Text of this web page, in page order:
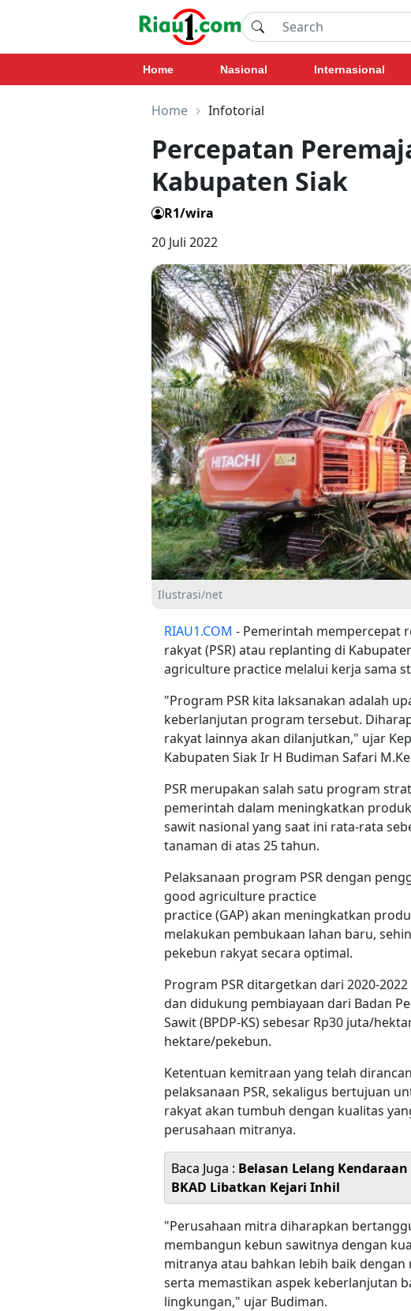
Home Nasional Internasional
Home Infotorial
Percepatan
Kabupaten Siak
R1/wira
20 Juli 2022
Ilustrasi/net
RIAU1.COM - Pemerintah mempercepat
rakyat (PSR) atau replanting di
agriculture practice melalui kerja sama
"Program PSR kita laksanakan adalah
keberlanjutan program tersebut.
rakyat lainnya akan dilanjutkan," ujar
Kabupaten Siak Ir H Budiman Safari
PSR merupakan salah satu program
pemerintah dalam meningkatkan
sawit nasional yang saat ini rata-rata
tanaman di atas 25 tahun.
Pelaksanaan program PSR dengan
good agriculture practice
practice (GAP) akan meningkatkan
melakukan pembukaan lahan baru,
pekebun rakyat secara optimal.
Program PSR ditargetkan dari 2020-
dan didukung pembiayaan dari Badan
Sawit (BPDP-KS) sebesar Rp30 juta/
hektare/pekebun.
Ketentuan kemitraan yang telah
pelaksanaan PSR, sekaligus bertujuan
rakyat akan tumbuh dengan kualitas
perusahaan mitranya.
Baca Juga : Belasan Lelang
BKAD Libatkan Kejari Inhil
"Perusahaan mitra diharapkan
membangun kebun sawitnya dengan
mitranya atau bahkan lebih baik
serta memastikan aspek keberlanjutan
lingkungan," ujar Budiman.